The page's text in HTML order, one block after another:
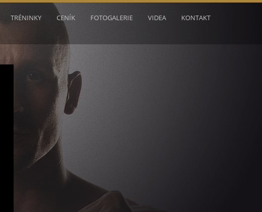
TRÉNINKY CENÍK FOTOGALERIE VIDEA KONTAKT